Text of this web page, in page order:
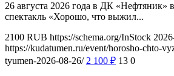
26 августа 2026 года в ДК «Нефтяник»
спектакль «Хорошо, что выжил...
2100 RUB https://schema.org/InStock
https://kudatumen.ru/event/horosho-chto-
tyumen-2026-08-26/ 2 100 ₽ 13 0